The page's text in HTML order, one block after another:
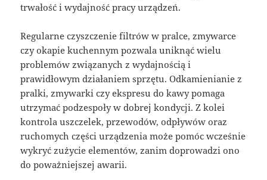
trwałość i wydajność pracy urządzeń.
Regularne czyszczenie filtrów w pralce, zmywarce
czy okapie kuchennym pozwala uniknąć wielu
problemów związanych z wydajnością i
prawidłowym działaniem sprzętu. Odkamienianie z
pralki, zmywarki czy ekspresu do kawy pomaga
utrzymać podzespoły w dobrej kondycji. Z kolei
kontrola uszczelek, przewodów, odpływów oraz
ruchomych części urządzenia może pomóc wcześnie
wykryć zużycie elementów, zanim doprowadzi ono
do poważniejszej awarii.